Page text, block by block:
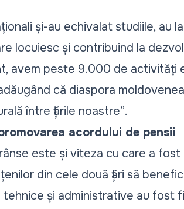
și-au echivalat studiile, au
locuiesc și contribuind la
avem peste 9.000 de activități
că diaspora
între țările noastre”.
acordului de pensii
este și viteza cu care a
din cele două țări să
și administrative au fost